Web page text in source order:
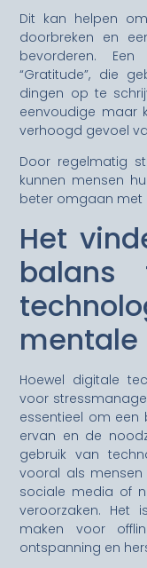
Dit kan helpen
doorbreken en
bevorderen.
“Gratitude”, die
dingen op te
eenvoudige maar
verhoogd gevoel
Door regelmatig
kunnen mensen
beter omgaan met
Het
balans
mentale
Hoewel digitale
voor
essentieel om een
ervan en de
gebruik van
vooral als
sociale media of
veroorzaken. Het
maken voor
ontspanning en